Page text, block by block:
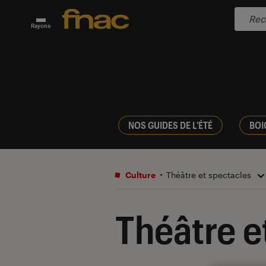
Rayons
NOS GUIDES DE L'ÉTÉ
Culture Théâtre et spectacles
Théâtre